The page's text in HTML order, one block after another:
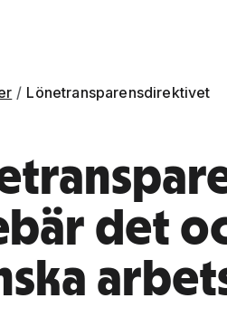
Lönetransparensdirektivet
det